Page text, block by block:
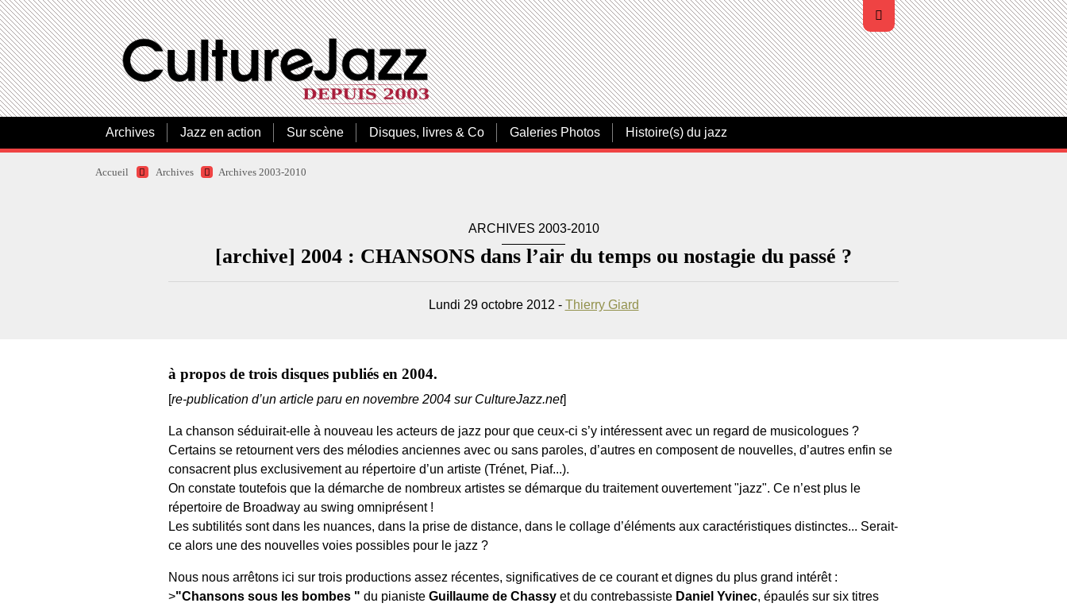
Archives Jazz en action Sur scène Disques, livres & Co Galeries Photos Histoire(s) du jazz
Accueil Archives Archives 2003-2010
ARCHIVES 2003-2010
[archive] 2004 : CHANSONS dans l’air du temps ou nostagie du passé ?
Lundi 29 octobre 2012 - Thierry Giard
à propos de trois disques publiés en 2004.
[re-publication d’un article paru en novembre 2004 sur CultureJazz.net]
La chanson séduirait-elle à nouveau les acteurs de jazz pour que ceux-ci s’y intéressent avec un regard de musicologues ?
Certains se retournent vers des mélodies anciennes avec ou sans paroles, d’autres en composent de nouvelles, d’autres enfin se
consacrent plus exclusivement au répertoire d’un artiste (Trénet, Piaf...).
On constate toutefois que la démarche de nombreux artistes se démarque du traitement ouvertement "jazz". Ce n’est plus le
répertoire de Broadway au swing omniprésent !
Les subtilités sont dans les nuances, dans la prise de distance, dans le collage d’éléments aux caractéristiques distinctes... Serait-
ce alors une des nouvelles voies possibles pour le jazz ?
Nous nous arrêtons ici sur trois productions assez récentes, significatives de ce courant et dignes du plus grand intérêt :
>"Chansons sous les bombes " du pianiste Guillaume de Chassy et du contrebassiste Daniel Yvinec, épaulés sur six titres